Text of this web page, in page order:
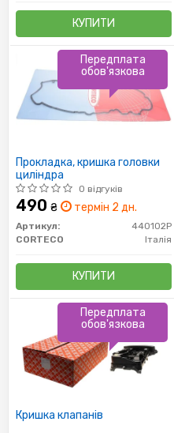
КУПИТИ
Прокладка, кришка головки
циліндра
0 відгуків
490 ₴ термін 2 дн.
Артикул:
440102P
CORTECO
Італія
КУПИТИ
Передплата
обов'язкова
Кришка клапанів
Передплата
обов'язкова